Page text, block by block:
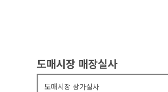
도매시장 매장실사
도매시장 상가실사